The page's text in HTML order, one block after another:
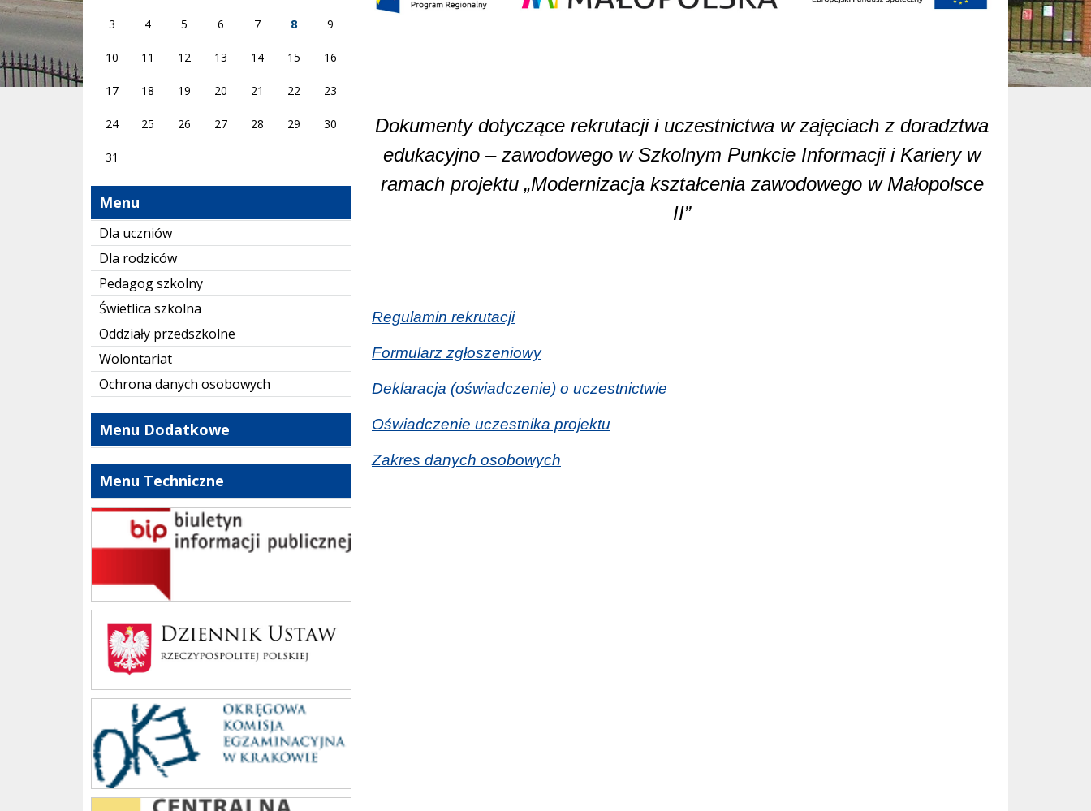
3 4 5 6 7 8 9
10 11 12 13 14 15 16
17 18 19 20 21 22 23
24 25 26 27 28 29 30
31
Menu
Dla uczniów
Dla rodziców
Pedagog szkolny
Świetlica szkolna
Oddziały przedszkolne
Wolontariat
Ochrona danych osobowych
Menu Dodatkowe
Menu Techniczne
bip szkoły
Dziennik Polski
oke_krakow
cke
Dokumenty dotyczące rekrutacji i uczestnictwa w zajęciach z doradztwa
edukacyjno – zawodowego w Szkolnym Punkcie Informacji i Kariery w
ramach projektu „Modernizacja kształcenia zawodowego w Małopolsce
II”
Regulamin rekrutacji
Formularz zgłoszeniowy
Deklaracja (oświadczenie) o uczestnictwie
Oświadczenie uczestnika projektu
Zakres danych osobowych